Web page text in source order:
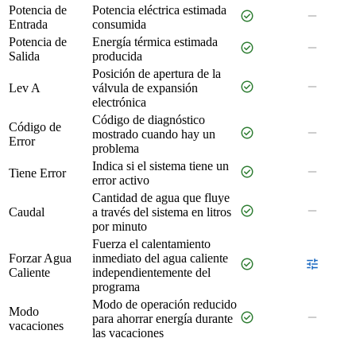
Potencia de
Entrada
Potencia eléctrica estimada
consumida
check_circle remove
Potencia de
Salida
Energía térmica estimada
producida
check_circle remove
Lev A
Posición de apertura de la
válvula de expansión
electrónica
check_circle remove
Código de
Error
Código de diagnóstico
mostrado cuando hay un
problema
check_circle remove
Tiene Error
Indica si el sistema tiene un
error activo
check_circle remove
Caudal
Cantidad de agua que fluye
a través del sistema en litros
por minuto
check_circle remove
Forzar Agua
Caliente
Fuerza el calentamiento
inmediato del agua caliente
independientemente del
programa
check_circle tune
Modo
vacaciones
Modo de operación reducido
para ahorrar energía durante
las vacaciones
check_circle remove